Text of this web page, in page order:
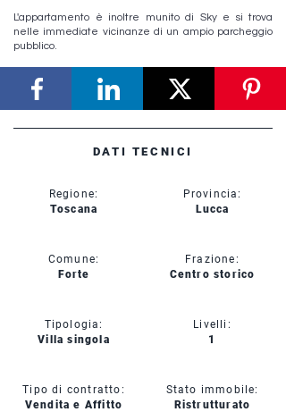
L'appartamento è inoltre munito di Sky e si trova
nelle immediate vicinanze di un ampio parcheggio
pubblico.
DATI TECNICI
Regione:
Toscana
Comune:
Forte
Tipologia:
Villa singola
Tipo di contratto:
Vendita e Affitto
Provincia:
Lucca
Frazione:
Centro storico
Livelli:
1
Stato immobile:
Ristrutturato